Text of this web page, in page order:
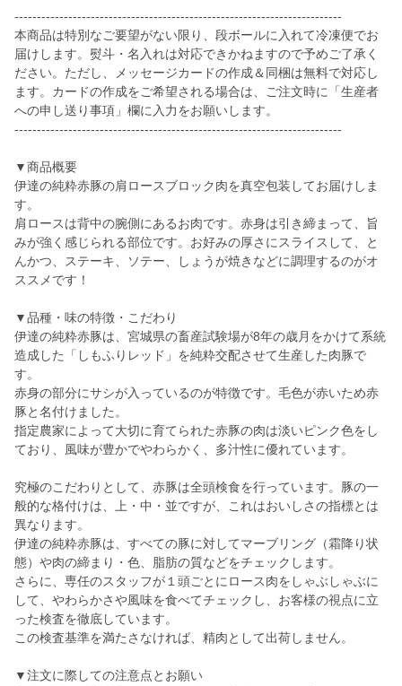
-------------------------------------------------------------------------
本商品は特別なご要望がない限り、段ボールに入れて冷凍便でお
届けします。熨斗・名入れは対応できかねますので予めご了承く
ださい。ただし、メッセージカードの作成＆同梱は無料で対応し
ます。カードの作成をご希望される場合は、ご注文時に「生産者
への申し送り事項」欄に入力をお願いします。
-------------------------------------------------------------------------
▼商品概要
伊達の純粋赤豚の肩ロースブロック肉を真空包装してお届けしま
す。
肩ロースは背中の腕側にあるお肉です。赤身は引き締まって、旨
みが強く感じられる部位です。お好みの厚さにスライスして、と
んかつ、ステーキ、ソテー、しょうが焼きなどに調理するのがオ
ススメです！
▼品種・味の特徴・こだわり
伊達の純粋赤豚は、宮城県の畜産試験場が8年の歳月をかけて系統
造成した「しもふりレッド」を純粋交配させて生産した肉豚で
す。
赤身の部分にサシが入っているのが特徴です。毛色が赤いため赤
豚と名付けました。
指定農家によって大切に育てられた赤豚の肉は淡いピンク色をし
ており、風味が豊かでやわらかく、多汁性に優れています。
究極のこだわりとして、赤豚は全頭検食を行っています。豚の一
般的な格付けは、上・中・並ですが、これはおいしさの指標とは
異なります。
伊達の純粋赤豚は、すべての豚に対してマーブリング（霜降り状
態）や肉の締まり・色、脂肪の質などをチェックします。
さらに、専任のスタッフが１頭ごとにロース肉をしゃぶしゃぶに
して、やわらかさや風味を食べてチェックし、お客様の視点に立
った検査を徹底しています。
この検査基準を満たさなければ、精肉として出荷しません。
▼注文に際しての注意点とお願い